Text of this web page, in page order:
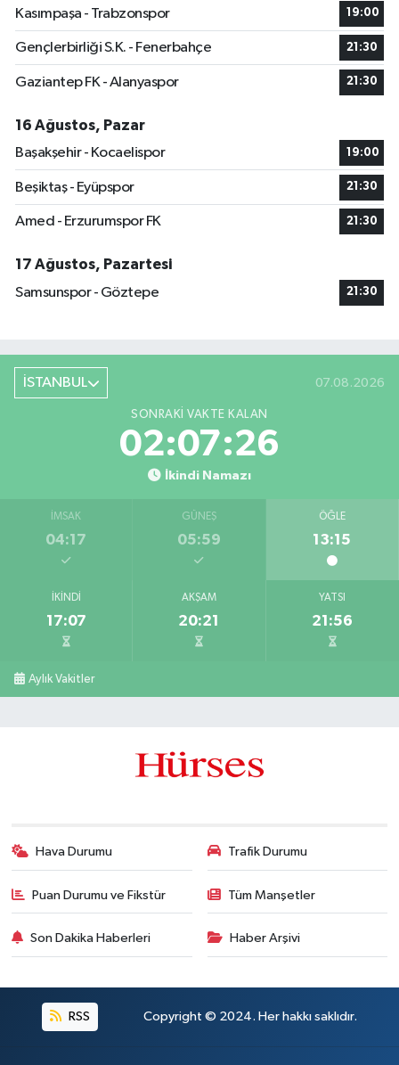
Kasımpaşa - Trabzonspor 19:00
Gençlerbirliği S.K. - Fenerbahçe 21:30
Gaziantep FK - Alanyaspor 21:30
16 Ağustos, Pazar
Başakşehir - Kocaelispor
19:00
Beşiktaş - Eyüpspor 21:30
Amed - Erzurumspor FK 21:30
17 Ağustos, Pazartesi
Samsunspor - Göztepe
21:30
İSTANBUL 07.08.2026
SONRAKI VAKTE KALAN
02:07:25
İkindi Namazı
İMSAK
04:17
GÜNEŞ
05:59
ÖĞLE
13:15
İKINDI
17:07
AKŞAM
20:21
YATSI
21:56
Aylık Vakitler
Hava Durumu Trafik Durumu
Puan Durumu ve Fikstür Tüm Manşetler
Son Dakika Haberleri Haber Arşivi
RSS Copyright © 2024. Her hakkı saklıdır.